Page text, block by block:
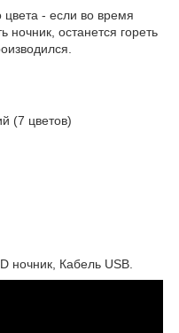
- если во время
ночник, останется гореть
(7 цветов)
ночник, Кабель USB.